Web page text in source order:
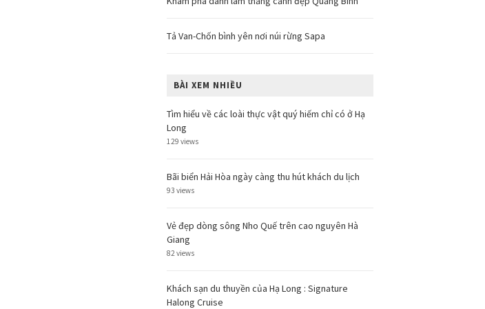
Tả Van-Chốn bình yên nơi núi rừng Sapa
BÀI XEM NHIỀU
Tìm hiểu về các loài thực vật quý hiếm chỉ có ở Hạ
Long
129 views
Bãi biển Hải Hòa ngày càng thu hút khách du lịch
93 views
Vẻ đẹp dòng sông Nho Quế trên cao nguyên Hà
Giang
82 views
Khách sạn du thuyền của Hạ Long : Signature
Halong Cruise